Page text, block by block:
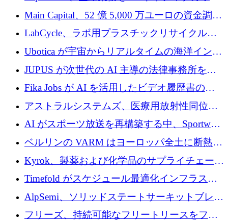
クフロー層に変えるために 260 万ドルを確保
Main Capital、52 億 5,000 万ユーロの資金調達
でエンタープライズ ソフトウェアの開発を倍
LabCycle、ラボ用プラスチックリサイクルシ
ステムを商業化し、焼却廃棄物を削減するた
めに43万ポンドを確保
Ubotica が宇宙からリアルタイムの海洋インテ
リジェンスを拡張するために 1,100 万ドルを
JUPUS が次世代の AI 主導の法律事務所を強
化するために 1,300 万ユーロを調達
Fika Jobs が AI を活用したビデオ履歴書のた
めに 400 万ドルを調達
アストラルシステムズ、医療用放射性同位元
素の世界的な不足に対処するために2,300万ポ
ンドを調達
AI がスポーツ放送を再構築する中、Sportway
が 2,000 万ユーロを調達
ベルリンの VARM はヨーロッパ全土に断熱材
を拡張するために 1,750 万ユーロを投資
Kyrok、製薬および化学品のサプライチェーン
に AI を導入するために 310 万ユーロを確保
Timefold がスケジュール最適化インフラスト
ラクチャを拡張するためにシリーズ A で
1,300 万ドルを調達
AlpSemi、ソリッドステートサーキットブレー
カー技術の進歩のために1,700万ユーロを調達
フリーズ、持続可能なフリートリースをフラ